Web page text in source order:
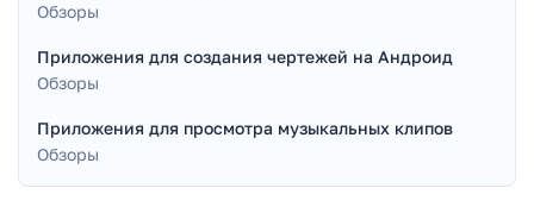
Обзоры
Приложения для создания чертежей на Андроид
Обзоры
Приложения для просмотра музыкальных клипов
Обзоры